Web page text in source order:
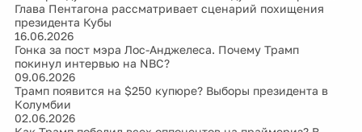
Глава Пентагона рассматривает сценарий похищения
президента Кубы
16.06.2026
Гонка за пост мэра Лос-Анджелеса. Почему Трамп
покинул интервью на NBC?
09.06.2026
Трамп появится на $250 купюре? Выборы президента в
Колумбии
02.06.2026